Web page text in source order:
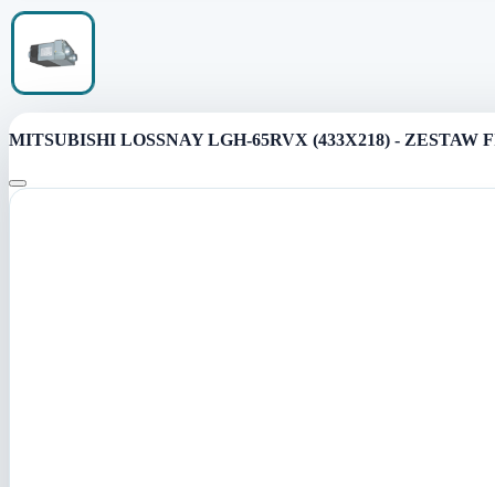
MITSUBISHI LOSSNAY LGH-65RVX (433X218) - ZESTAW